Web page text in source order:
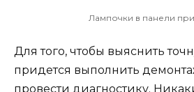
Лампочки в панели
Для того, чтобы выяснить
придется выполнить
провести диагностику.